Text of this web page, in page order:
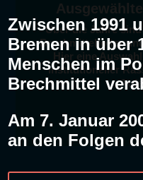
Über die Jahre
Brechmittelfolter
Hier eine
institutioneller
Zwischen 1991
Bremen in über
Menschen im
Brechmittel
Am 7. Januar
an den Folgen